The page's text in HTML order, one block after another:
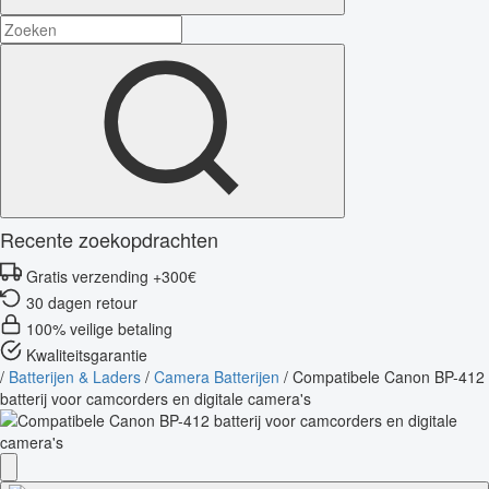
Recente zoekopdrachten
Gratis verzending +300€
30 dagen retour
100% veilige betaling
Kwaliteitsgarantie
/ Batterijen & Laders / Camera Batterijen / Compatibele Canon BP-412
batterij voor camcorders en digitale camera's